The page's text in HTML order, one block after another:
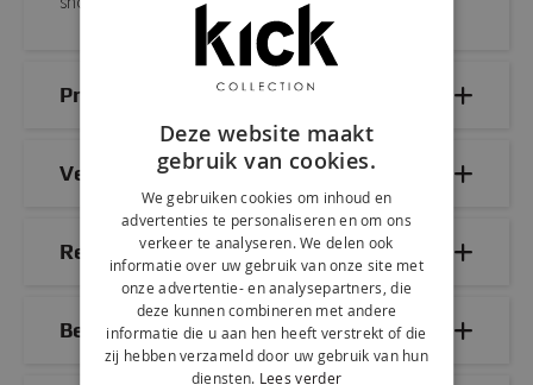
Productdetails
Veelgestelde vragen
Reviews
Bezorg- & retourinformatie
Deze website maakt
gebruik van cookies.
We gebruiken cookies om inhoud en
advertenties te personaliseren en om ons
verkeer te analyseren. We delen ook
informatie over uw gebruik van onze site met
onze advertentie- en analysepartners, die
deze kunnen combineren met andere
informatie die u aan hen heeft verstrekt of die
zij hebben verzameld door uw gebruik van hun
diensten. Lees verder